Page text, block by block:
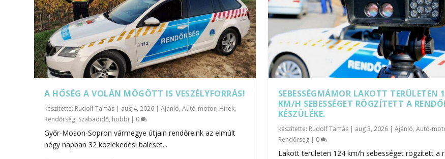
A HŐSÉG A VOLÁN MÖGÖTT IS VESZÉLYFORRÁS!
készítette: Rudolf Tamás | aug 4, 2026 |Ajánló,Autó-motor, Hírek,
Rendőrség, Szabadidő, hobbi | 0
Győr-Moson-Sopron vármegye útjain rendőreink az elmúlt
négy napban 32 közlekedési baleset...
SEBESSÉGMÁMOR LAKOTT TERÜLETEN
KM/H SEBESSÉGET RÖGZÍTETT A
KÉSZÜLÉKE.
készítette: Rudolf Tamás| aug 3, 2026| Ajánló, Autó-
Rendőrség| 0
Lakott területen 124 km/h sebességet rögzített a